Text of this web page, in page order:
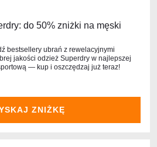
do 50% zniżki na męski
bestsellery ubrań z rewelacyjnymi
jakości odzież Superdry w najlepszej
— kup i oszczędzaj już teraz!
ZNIŻKĘ